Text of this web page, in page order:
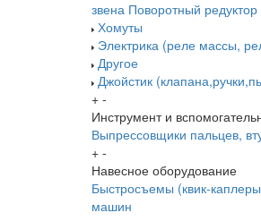
звена Поворотный редуктор
Хомуты
Электрика (реле массы,
Другое
Джойстик
+ -
Инструмент и
Выпрессовщики пальцев,
+ -
Навесное оборудование
Быстросъемы (квик-
машин